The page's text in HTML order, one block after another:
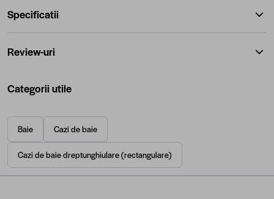
Specificatii
Review-uri
Categorii utile
Baie Cazi de baie
Cazi de baie dreptunghiulare (rectangulare)